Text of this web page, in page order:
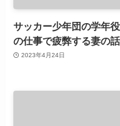
サッカー少年団の学年
の仕事で疲弊する妻の話
2023年4月24日